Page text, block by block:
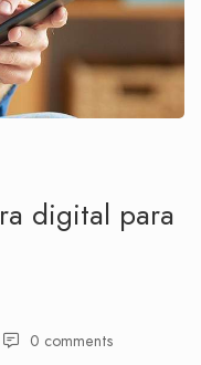
digital para
0 comments